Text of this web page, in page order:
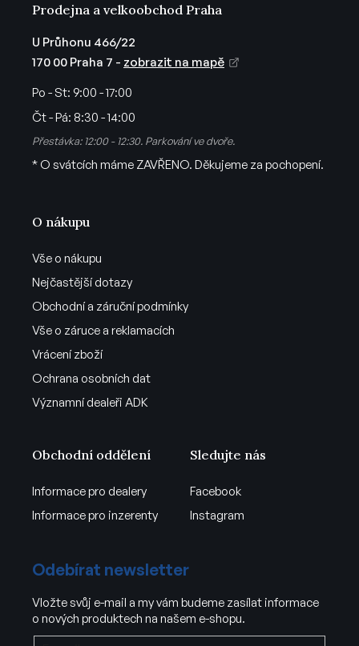
O nákupu
Vše o nákupu
Nejčastější dotazy
Obchodní a záruční podmínky
Vše o záruce a reklamacích
Vrácení zboží
Ochrana osobních dat
Významní dealeři ADK
Prodejna a velkoobchod Praha
U Průhonu 466/22
170 00 Praha 7 - zobrazit na mapě
Po - St: 9:00 - 17:00
Čt - Pá: 8:30 - 14:00
Přestávka: 12:00 - 12:30. Parkování ve dvoře.
* O svátcích máme ZAVŘENO. Děkujeme za pochopení.
Obchodní oddělení
Informace pro dealery
Informace pro inzerenty
Sledujte nás
Facebook
Instagram
Odebírat newsletter
Vložte svůj e-mail a my vám budeme zasílat informace
o nových produktech na našem e-shopu.